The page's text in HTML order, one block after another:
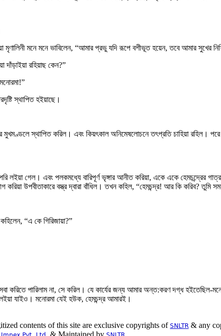
মৃণালিনী মনে মনে ভাবিলেন, “আমার প্রভু যদি রূপে বশীভূত হয়েন, তবে আমার সুখের
দাঁড়াইয়া রহিয়াছ কেন?”
স্থাপিত হইয়াছে।
মুখমণ্ডলে স্থাপিত করিল। এবং কিয়ৎকাল অনিমেষলোচনে তৎপ্রতি চাহিয়া রহিল।
লইয়া গেল। এবং পলকমধ্যে বারিপূর্ণ ভৃঙ্গার আনীত করিয়া, একে একে
উপবীতাকারে বস্ত্র দ্বারা বাঁধিল। তখন কহিল, “হেমচন্দ্র! আর কি করিব? তুমি
কহিলেন, “এ কে গিরিজায়া?”
করিতে পারিলাম না, সে করিল। যে কার্যের জন্য আমার অন্ত:করণ দগ্ধ হইতেছিল-
যাইও। মনোরমা যেই হউক, হেমচন্দ্র আমারই।
contents of this site are exclusive copyrights of SNLTR & any
& Maintained by